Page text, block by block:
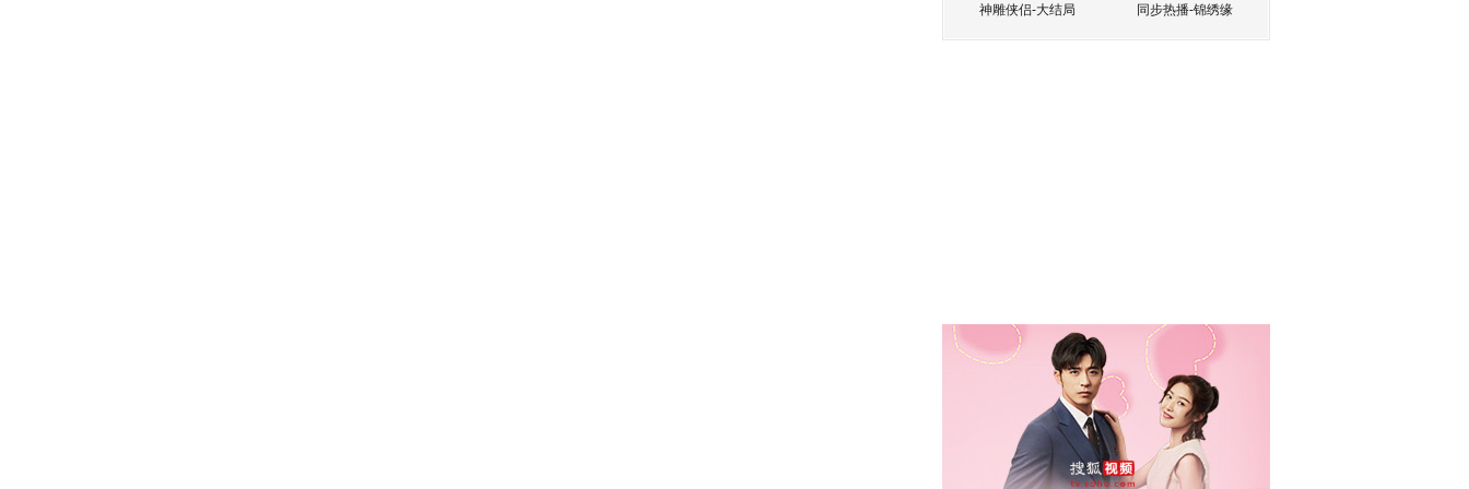
神雕侠侣-大结局 同步热播-锦绣缘